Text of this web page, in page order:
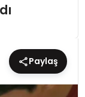
Paylaş